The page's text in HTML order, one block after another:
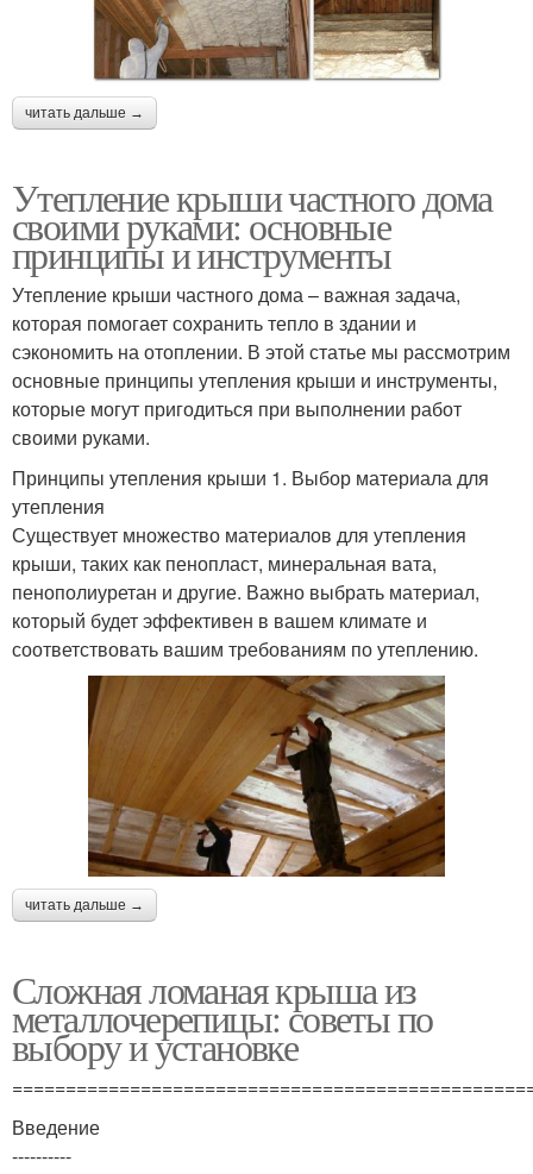
читать дальше →
Утепление крыши частного дома
своими руками: основные
принципы и инструменты
Утепление крыши частного дома – важная задача,
которая помогает сохранить тепло в здании и
сэкономить на отоплении. В этой статье мы рассмотрим
основные принципы утепления крыши и инструменты,
которые могут пригодиться при выполнении работ
своими руками.
Принципы утепления крыши 1. Выбор материала для
утепления
Существует множество материалов для утепления
крыши, таких как пенопласт, минеральная вата,
пенополиуретан и другие. Важно выбрать материал,
который будет эффективен в вашем климате и
соответствовать вашим требованиям по утеплению.
читать дальше →
Сложная ломаная крыша из
металлочерепицы: советы по
выбору и установке
Введение
----------